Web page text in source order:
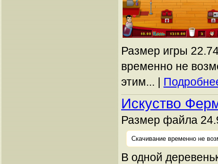
Размер игры
временно не
этим... |
Искуство
Размер файла
Скачивание временно не
В одной